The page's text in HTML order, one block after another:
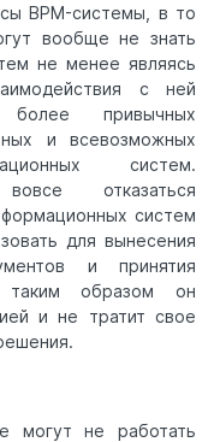
BPM-системы, в то
вообще не знать
не менее являясь
с ней
привычных
и всевозможных
систем.
отказаться
систем
для вынесения
и принятия
образом он
и не тратит свое
могут не работать